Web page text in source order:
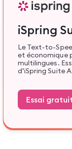
iSpring
Le Text-to-
et économique
multilingues.
d’iSpring Suite
Essai